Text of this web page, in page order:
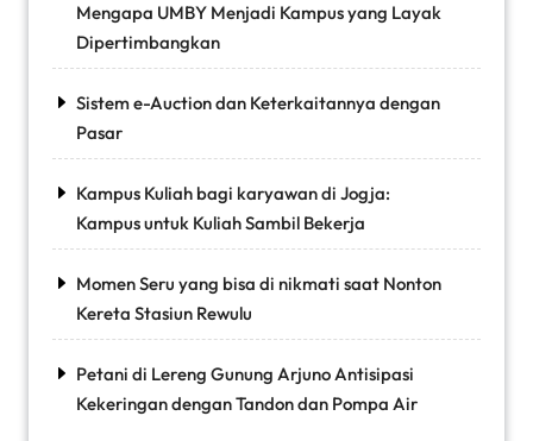
Mengapa UMBY Menjadi Kampus yang Layak
Dipertimbangkan
Sistem e-Auction dan Keterkaitannya dengan
Pasar
Kampus Kuliah bagi karyawan di Jogja:
Kampus untuk Kuliah Sambil Bekerja
Momen Seru yang bisa di nikmati saat Nonton
Kereta Stasiun Rewulu
Petani di Lereng Gunung Arjuno Antisipasi
Kekeringan dengan Tandon dan Pompa Air